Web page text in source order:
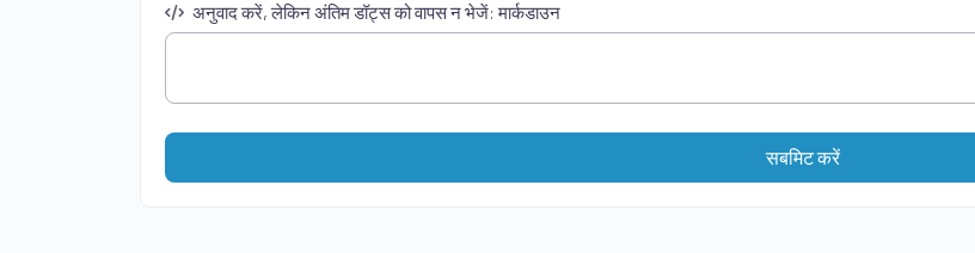
अनुवाद करें, लेकिन अंतिम डॉट्स को वापस न भेजें: मार्कडाउन
सबमिट करें